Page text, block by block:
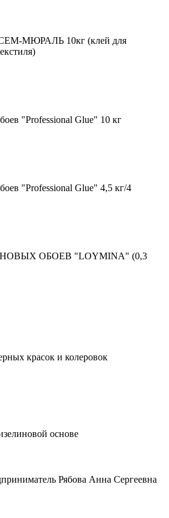
МЮРАЛЬ 10кг (клей для
"Professional Glue" 10 кг
"Professional Glue" 4,5 кг/4
ОБОЕВ "LOYMINA" (0,3
красок и колеровок
основе
Рябова Анна Сергеевна